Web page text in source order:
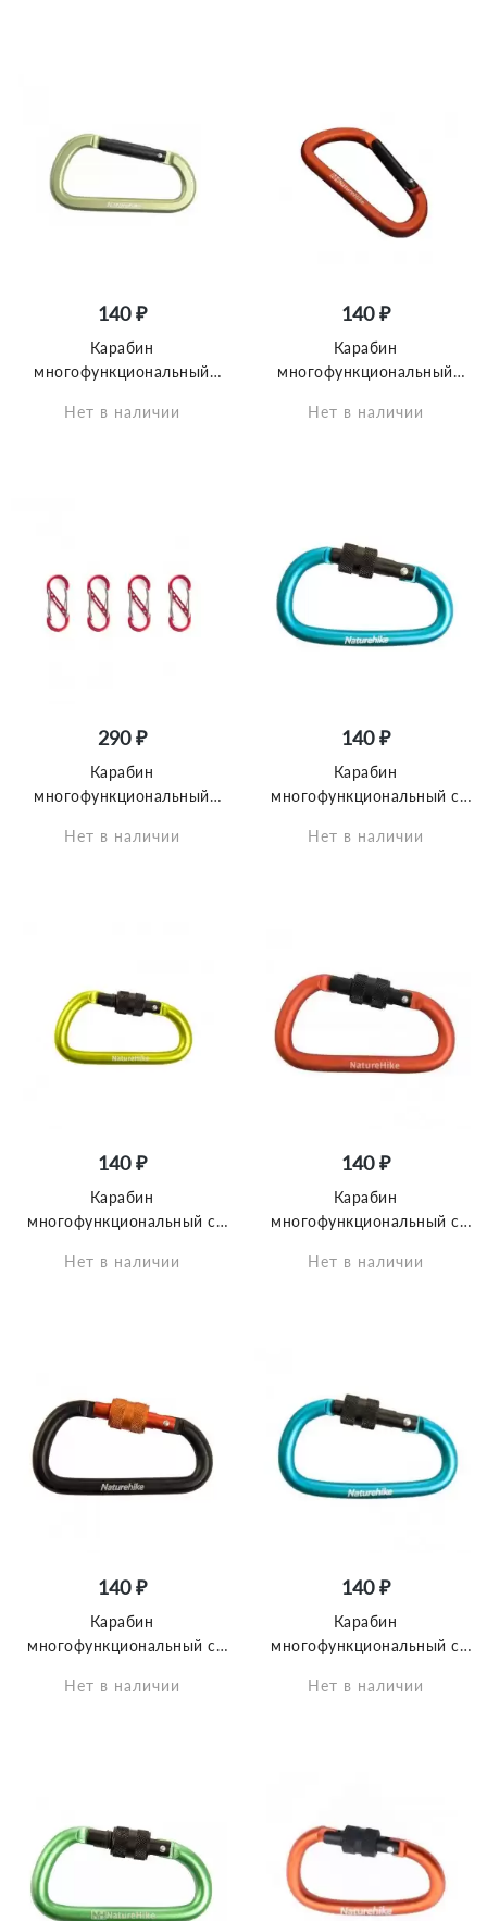
140 ₽
Карабин
многофункциональный
Type 8cm зелёный
Нет в наличии
140 ₽
Карабин
многофункциональный
Type 8cm оранжевый
Нет в наличии
290 ₽
Карабин
многофункциональный
Type 4 см, 4шт
Нет в наличии
140 ₽
Карабин
многофункциональный с
NH15A005-H D-Type 6cm
Нет в наличии
140 ₽
Карабин
многофункциональный с
NH15A005-H D-Type 6cm
Нет в наличии
140 ₽
Карабин
многофункциональный с
NH15A005-H D-Type 6cm
Нет в наличии
140 ₽
Карабин
многофункциональный с
NH15A005-H D-Type 6cm
Нет в наличии
140 ₽
Карабин
многофункциональный с
NH15A008-D D-Type 8cm
Нет в наличии